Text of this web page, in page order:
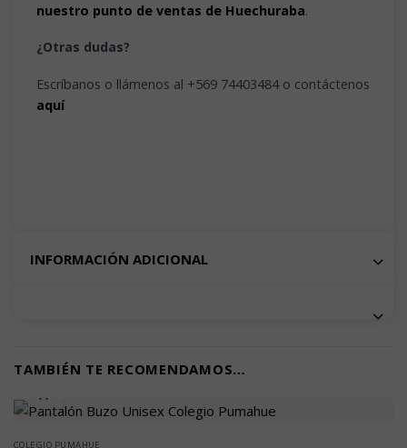
nuestro punto de ventas de Huechuraba.
¿Otras dudas?
Escríbanos o llámenos al +569 74403484 o contáctenos
aquí
INFORMACIÓN ADICIONAL
TAMBIÉN TE RECOMENDAMOS…
COLEGIO PUMAHUE